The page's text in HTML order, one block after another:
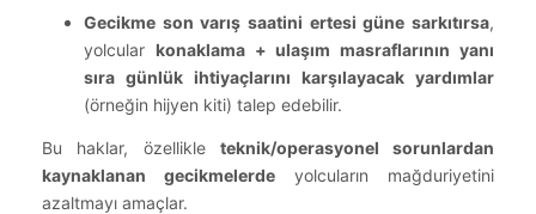
Gecikme son varış saatini ertesi güne sarkıtırsa,
yolcular konaklama + ulaşım masraflarının yanı
sıra günlük ihtiyaçlarını karşılayacak yardımlar
(örneğin hijyen kiti) talep edebilir.
Bu haklar, özellikle teknik/operasyonel sorunlardan
kaynaklanan gecikmelerde yolcuların mağduriyetini
azaltmayı amaçlar.